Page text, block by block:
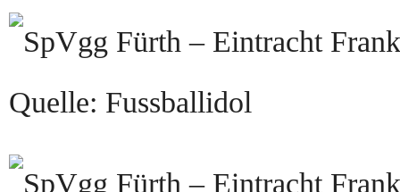
Quelle: Fussballidol